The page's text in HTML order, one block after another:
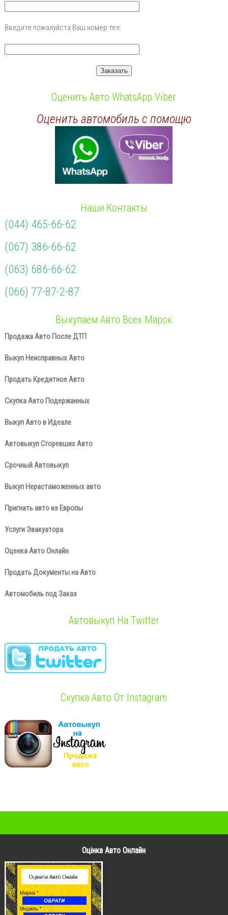
Введите пожалуйста Ваш номер тел:
Оценить Авто WhatsApp Viber
Оценить автомобиль с помощю
Наши Контакты
(044) 465-66-62
(067) 386-66-62
(063) 686-66-62
(066) 77-87-2-87
Выкупаем Авто Всех Марок
Продажа Авто После ДТП
Выкуп Неисправных Авто
Продать Кредитное Авто
Скупка Авто Подержанных
Выкуп Авто в Идеале
Автовыкуп Сгоревших Авто
Срочный Автовыкуп
Выкуп Нерастаможенных авто
Пригнать авто из Европы
Услуги Эвакуатора
Оценка Авто Онлайн
Продать Документы на Авто
Автомобиль под Заказ
Автовыкуп На Twitter
Скупка Авто От Instagram
Оцінка Авто Онлайн